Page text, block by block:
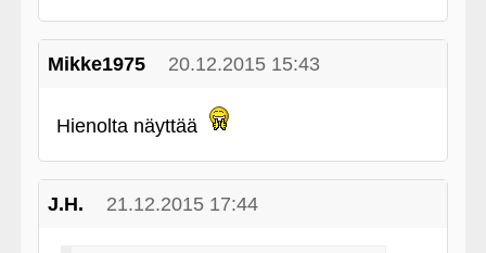
Mikke1975 20.12.2015 15:43
Hienolta näyttää
J.H. 21.12.2015 17:44